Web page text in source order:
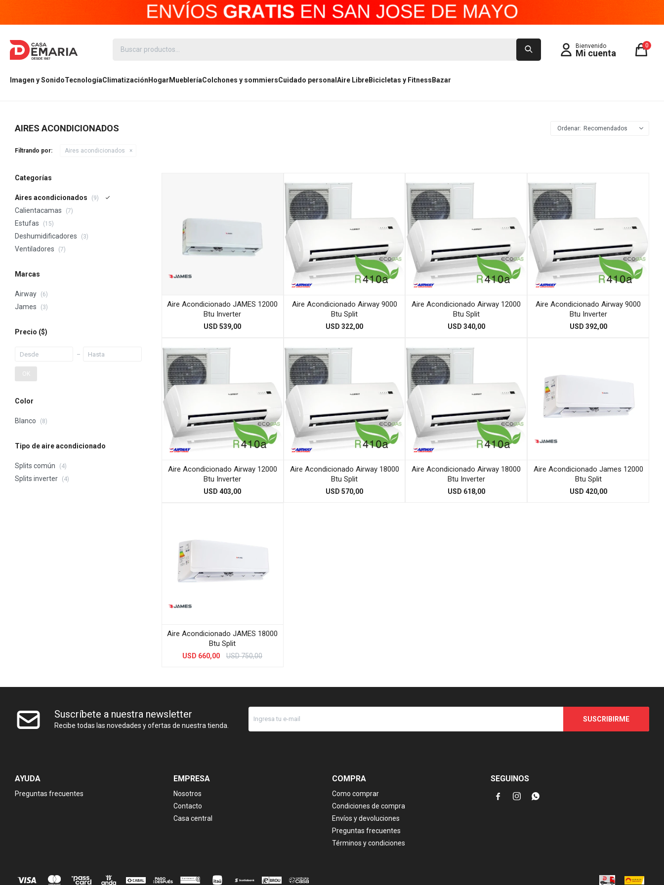
Imagen y SonidoTecnologíaClimatización Hogar MuebleríaColchones y sommiersCuidado personal Aire LibreBicicletas y Fitness Bazar
0
AIRES ACONDICIONADOS Recomendados
Filtrando por: Aires acondicionados
Aire Acondicionado JAMES 12000
Btu Inverter
USD 539,00
Aire Acondicionado Airway 9000
Btu Split
USD 322,00
Aire Acondicionado Airway 12000
Btu Split
USD 340,00
Aire Acondicionado Airway 9000
Btu Inverter
USD 392,00
Aire Acondicionado Airway 12000
Btu Inverter
USD 403,00
Aire Acondicionado Airway 18000
Btu Split
USD 570,00
Aire Acondicionado Airway 18000
Btu Inverter
USD 618,00
Aire Acondicionado James 12000
Btu Split
USD 420,00
Aire Acondicionado JAMES 18000
Btu Split
USD 660,00 USD750,00
Categorías
Aires acondicionados (9)
Calientacamas (7)
Estufas (15)
Deshumidificadores (3)
Ventiladores (7)
Marcas
Airway (6)
James (3)
Precio ($)
OK
Color
Blanco (8)
Tipo de aire acondicionado
Splits común (4)
Splits inverter (4)
Suscríbete a nuestra newsletter
Recibe todas las novedades y ofertas de nuestra tienda.
SUSCRIBIRME
AYUDA
Preguntas frecuentes
EMPRESA
Nosotros
Contacto
Casa central
COMPRA
Como comprar
Condiciones de compra
Envíos y devoluciones
Preguntas frecuentes
Términos y condiciones
SEGUINOS
  